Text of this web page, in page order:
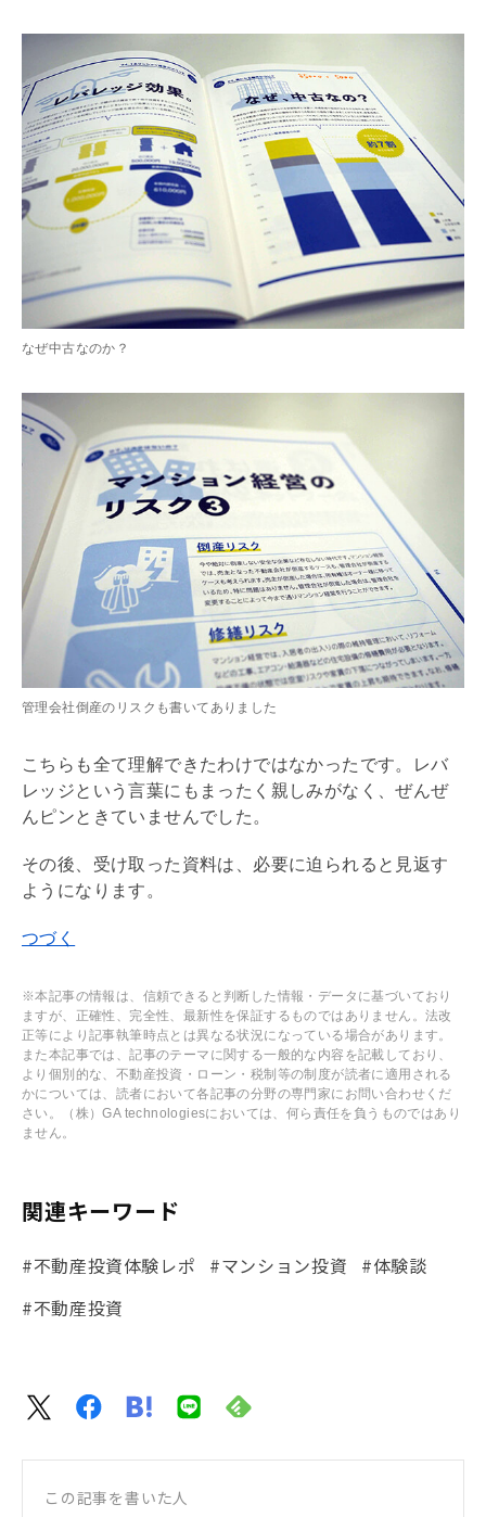
なぜ中古なのか？
管理会社倒産のリスクも書いてありました
こちらも全て理解できたわけではなかったです。
レバ
レッジという言葉にもまったく親しみがなく、ぜんぜ
んピンときていませんでした。
その後、受け取った資料は、必要に迫られると見返す
ようになります。
つづく
※本記事の情報は、信頼できると判断した情報・データに基づいており
ますが、正確性、完全性、最新性を保証するものではありません。法改
正等により記事執筆時点とは異なる状況になっている場合があります。
また本記事では、記事のテーマに関する一般的な内容を記載しており、
より個別的な、不動産投資・ローン・税制等の制度が読者に適用される
かについては、読者において各記事の分野の専門家にお問い合わせくだ
さい。（株）GA technologiesにおいては、何ら責任を負うものではあり
ません。
関連キーワード
#不動産投資体験レポ #マンション投資
#体験談
#不動産投資
この記事を書いた人